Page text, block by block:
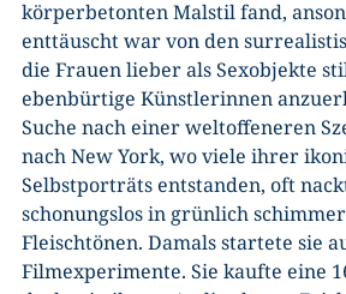
körperbetonten Malstil fand,
enttäuscht war von den
die Frauen lieber als Sexobjekte
ebenbürtige Künstlerinnen
Suche nach einer weltoffeneren
nach New York, wo viele ihrer
Selbstporträts entstanden, oft
schonungslos in grünlich
Fleischtönen. Damals startete sie
Filmexperimente. Sie kaufte eine